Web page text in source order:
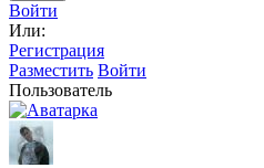
Войти
Или:
Регистрация
Разместить Войти
Пользователь